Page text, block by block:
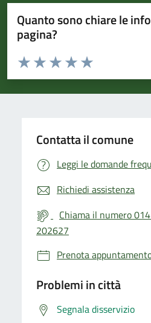
Quanto sono chiare le
pagina?
Valuta da 1 a 5 stelle la pagina
Valuta 5 stelle
Valuta 4 stelle su 5
Valuta 3 stelle su 5
Valuta 2 stelle su 5
Valuta 1 stelle su 5
Contatta il comune
Leggi le domande
Richiedi assistenza
Chiama il numero
202627
Prenota
Problemi in città
Segnala disservizio